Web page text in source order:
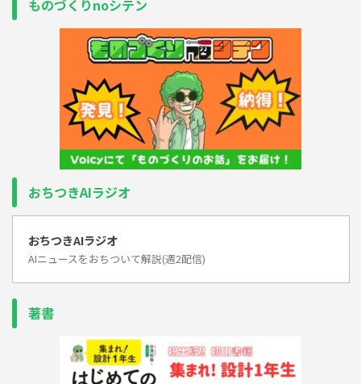
ものづくりnoシテン
おちつきAIラジオ
おちつきAIラジオ
AIニュースをおちついて解説(週2配信)
著書